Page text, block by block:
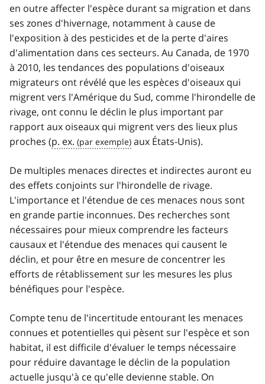
en outre affecter l'espèce durant sa migration et dans
ses zones d'hivernage, notamment à cause de
l'exposition à des pesticides et de la perte d'aires
d'alimentation dans ces secteurs. Au Canada, de 1970
à 2010, les tendances des populations d'oiseaux
migrateurs ont révélé que les espèces d'oiseaux qui
migrent vers l'Amérique du Sud, comme l'hirondelle de
rivage, ont connu le déclin le plus important par
rapport aux oiseaux qui migrent vers des lieux plus
proches (p. ex. aux États-Unis).
De multiples menaces directes et indirectes auront eu
des effets conjoints sur l'hirondelle de rivage.
L'importance et l'étendue de ces menaces nous sont
en grande partie inconnues. Des recherches sont
nécessaires pour mieux comprendre les facteurs
causaux et l'étendue des menaces qui causent le
déclin, et pour être en mesure de concentrer les
efforts de rétablissement sur les mesures les plus
bénéfiques pour l'espèce.
Compte tenu de l'incertitude entourant les menaces
connues et potentielles qui pèsent sur l'espèce et son
habitat, il est difficile d'évaluer le temps nécessaire
pour réduire davantage le déclin de la population
actuelle jusqu'à ce qu'elle devienne stable. On